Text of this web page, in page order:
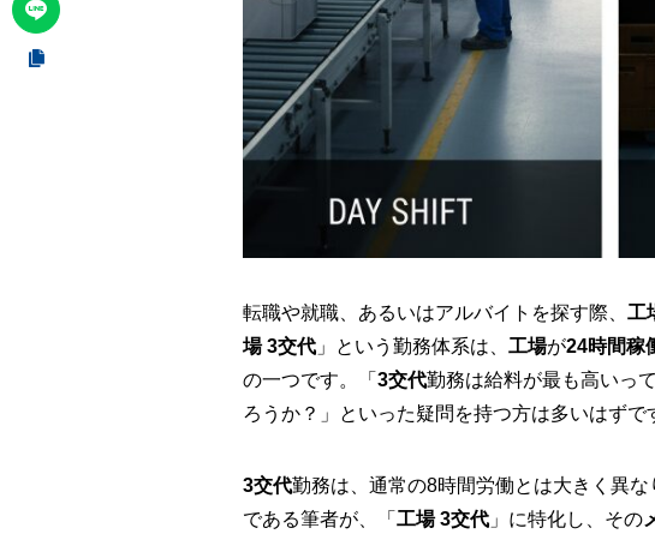
転職や就職、あるいはアルバイトを探す際、 工
場 3交代 」という勤務体系は、 工場が24時間稼
の一つです。「 3交代勤務は給料が最も高いっ
ろうか？」といった疑問を持つ方は多いはずで
3交代勤務は、通常の8時間労働とは大きく異な
である筆者が、「 工場 3交代 」に特化し、その